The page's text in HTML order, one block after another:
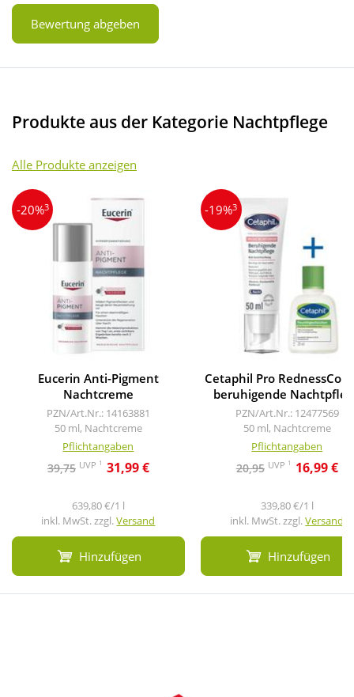
Bewertung abgeben
Produkte aus der Kategorie Nachtpflege
Alle Produkte anzeigen
-20%3
Eucerin Anti-Pigment
Nachtcreme
PZN/Art.Nr.: 14163881
50 ml, Nachtcreme
Pflichtangaben
39,75 UVP 1 31,99 €
639,80 €/1 l
inkl. MwSt. zzgl.Versand
Hinzufügen
-19%3
Cetaphil Pro
beruhigende
PZN/Art.Nr.: 12477569
50 ml, Nachtcreme
Pflichtangaben
20,95 UVP 1 16,99 €
339,80 €/1 l
inkl. MwSt. zzgl.Versand
Hinzufügen